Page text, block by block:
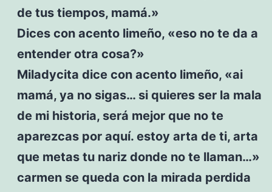
de tus tiempos, mamá.»
Dices con acento limeño, «eso no te da a
entender otra cosa?»
Miladycita dice con acento limeño, «ai
mamá, ya no sigas… si quieres ser la mala
de mi historia, será mejor que no te
aparezcas por aquí. estoy arta de ti, arta
que metas tu nariz donde no te llaman…»
carmen se queda con la mirada perdida